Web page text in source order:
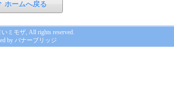
ホームへ戻る
いミモザ, All rights reserved.
by バナーブリッジ